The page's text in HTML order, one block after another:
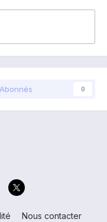
Abonnés 0
Nous contacter